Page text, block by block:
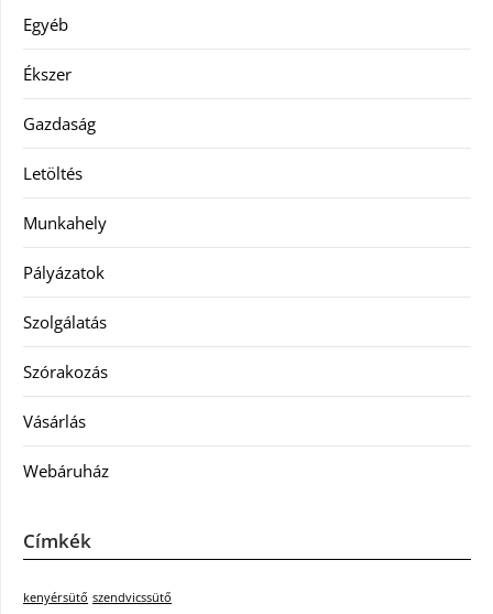
Egyéb
Ékszer
Gazdaság
Letöltés
Munkahely
Pályázatok
Szolgálatás
Szórakozás
Vásárlás
Webáruház
Címkék
kenyérsütő szendvicssütő